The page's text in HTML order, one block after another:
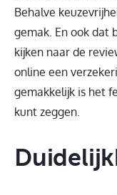
Behalve
gemak. En ook dat
kijken naar de
online een
gemakkelijk is het
kunt zeggen.